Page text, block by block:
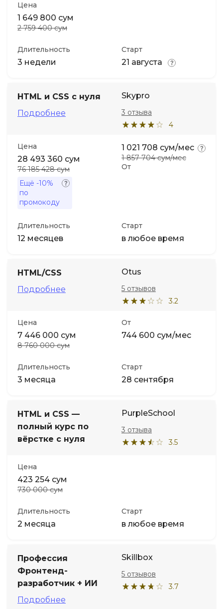
Цена
1 649 800 сум
2 759 400 сум
Длительность
3 недели
Старт
21 августа
HTML и CSS с нуля
Подробнее
Skypro
4
3 отзыва
Цена
28 493 360 сум
76 185 428 сум
Ещё -10%
по
промокоду
От
1 021 708 сум/мес
1 857 704 сум/мес
Длительность
12 месяцев
Старт
в любое время
HTML/CSS
Подробнее
Otus
3.2
5 отзывов
Цена
7 446 000 сум
8 760 000 сум
От
744 600 сум/мес
Длительность
3 месяца
Старт
28 сентября
HTML и CSS —
полный курс по
вёрстке с нуля
PurpleSchool
3.5
3 отзыва
Цена
423 254 сум
730 000 сум
Длительность
2 месяца
Старт
в любое время
Профессия
Фронтенд-
разработчик + ИИ
Подробнее
Skillbox
3.7
5 отзывов